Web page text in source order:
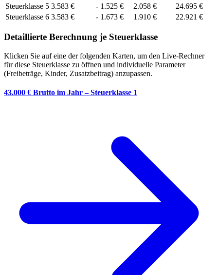
Steuerklasse 5 3.583 € - 1.525 € 2.058 € 24.695 €
Steuerklasse 6 3.583 € - 1.673 € 1.910 € 22.921 €
Detaillierte Berechnung je Steuerklasse
Klicken Sie auf eine der folgenden Karten, um den Live-Rechner
für diese Steuerklasse zu öffnen und individuelle Parameter
(Freibeträge, Kinder, Zusatzbeitrag) anzupassen.
43.000 € Brutto im Jahr – Steuerklasse 1